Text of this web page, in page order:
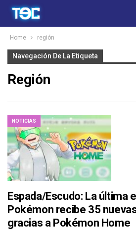
Home región
Navegación De La Etiqueta
Región
NOTICIAS
Espada/Escudo: La última
Pokémon recibe 35
gracias a Pokémon Home